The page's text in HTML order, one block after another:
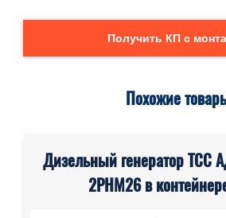
Получить КП с
Похожие
Дизельный генератор ТСС
2РНМ26 в